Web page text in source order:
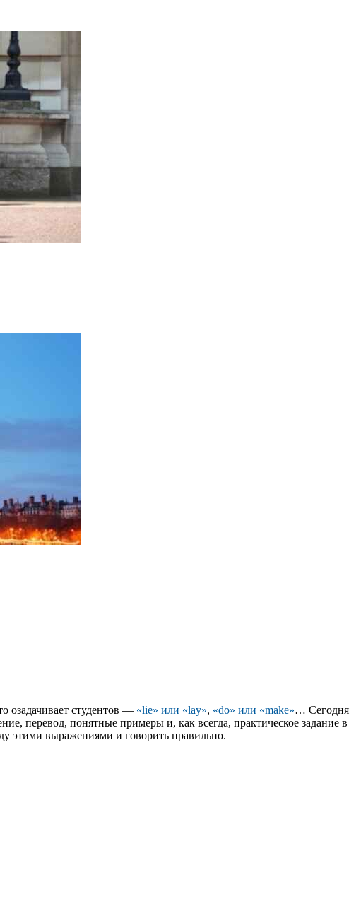
озадачивает студентов — «lie» или «lay», «do» или «make»… Сегодня
перевод, понятные примеры и, как всегда, практическое задание в
этими выражениями и говорить правильно.